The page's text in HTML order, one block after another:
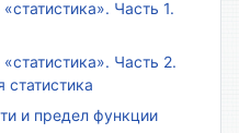
Часть 1.
Часть 2.
и предел функции